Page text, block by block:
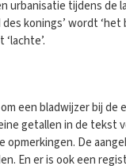
urbanisatie tijdens de
des konings’ wordt ‘het
‘lachte’.
een bladwijzer bij de
getallen in de tekst
opmerkingen. De
En er is ook een